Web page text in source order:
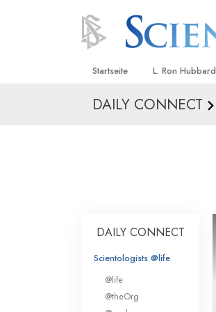
Startseite L. Ron Hubbard
DAILY CONNECT
DAILY CONNECT
Scientologists @life
@life
@theOrg